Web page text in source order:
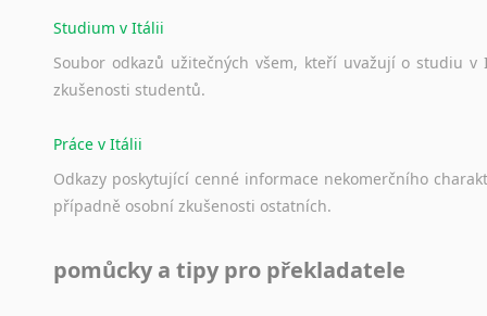
Studium v Itálii
Soubor odkazů užitečných všem, kteří uvažují o studiu v
zkušenosti studentů.
Práce v Itálii
Odkazy poskytující cenné informace nekomerčního
případně osobní zkušenosti ostatních.
pomůcky a tipy pro překladatele